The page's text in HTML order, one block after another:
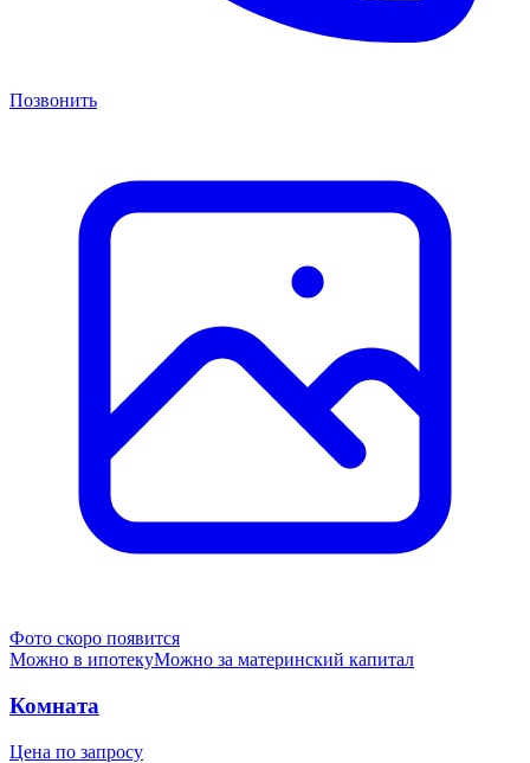
Позвонить
Фото скоро появится
Можно в ипотекуМожно за материнский капитал
Комната
Цена по запросу